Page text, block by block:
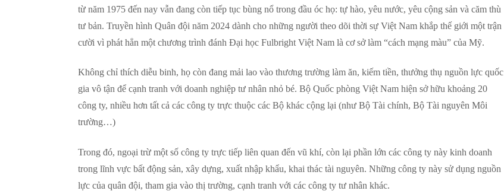
từ năm 1975 đến nay vẫn đang còn tiếp tục bùng nổ trong đầu óc họ: tự hào, yêu nước, yêu cộng sản và căm thù
tư bản. Truyền hình Quân đội năm 2024 dành cho những người theo dõi thời sự Việt Nam khắp thế giới một trận
cười vì phát hẳn một chương trình đánh Đại học Fulbright Việt Nam là cơ sở làm “cách mạng màu” của Mỹ.
Không chỉ thích diễu binh, họ còn đang mải lao vào thương trường làm ăn, kiếm tiền, thưởng thụ nguồn lực quốc
gia vô tận để cạnh tranh với doanh nghiệp tư nhân nhỏ bé. Bộ Quốc phòng Việt Nam hiện sở hữu khoảng 20
công ty, nhiều hơn tất cả các công ty trực thuộc các Bộ khác cộng lại (như Bộ Tài chính, Bộ Tài nguyên Môi
trường…)
Trong đó, ngoại trừ một số công ty trực tiếp liên quan đến vũ khí, còn lại phần lớn các công ty này kinh doanh
trong lĩnh vực bất động sản, xây dựng, xuất nhập khẩu, khai thác tài nguyên. Những công ty này sử dụng nguồn
lực của quân đội, tham gia vào thị trường, cạnh tranh với các công ty tư nhân khác.